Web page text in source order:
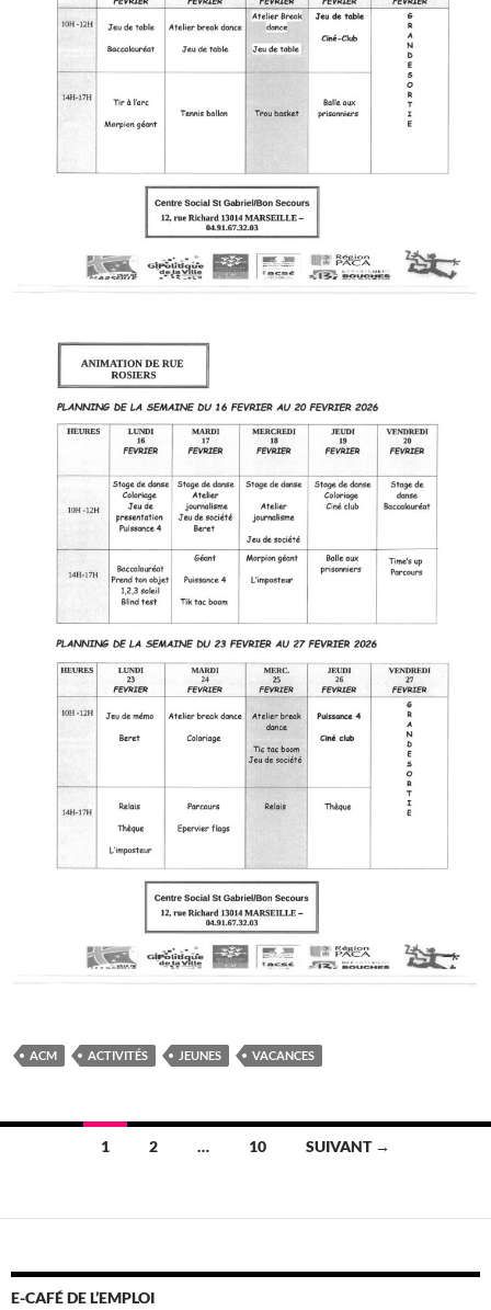
ACM ACTIVITÉS JEUNES VACANCES
Navigation
articles
1 2 … 10 SUIVANT →
E-CAFÉ DE L’EMPLOI